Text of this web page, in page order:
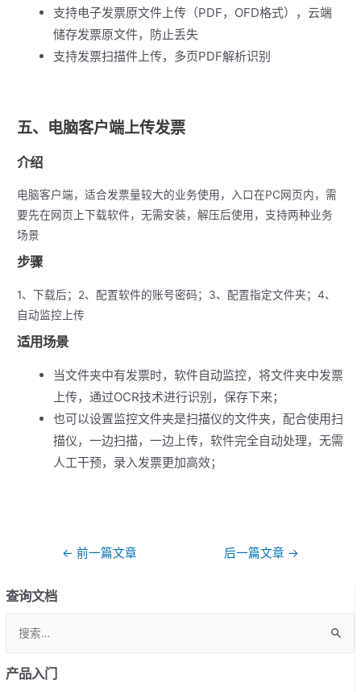
查询文档
a
产品入门
支持电子发票原文件上传（PDF，OFD格式），云端
储存发票原文件，防止丢失
支持发票扫描件上传，多页PDF解析识别
五、电脑客户端上传发票
介绍
电脑客户端，适合发票量较大的业务使用，入口在PC网页内，需
要先在网页上下载软件，无需安装，解压后使用，支持两种业务
场景
步骤
1、下载后；2、配置软件的账号密码；3、配置指定文件夹；4、
自动监控上传
适用场景
当文件夹中有发票时，软件自动监控，将文件夹中发票
上传，通过OCR技术进行识别，保存下来；
也可以设置监控文件夹是扫描仪的文件夹，配合使用扫
描仪，一边扫描，一边上传，软件完全自动处理，无需
人工干预，录入发票更加高效；
导
← 前一篇文章 后一篇文章 →